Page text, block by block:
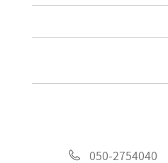
050-2754040